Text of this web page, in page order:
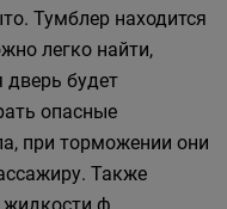
Тумблер находится
легко найти,
будет
опасные
при торможении они
Также